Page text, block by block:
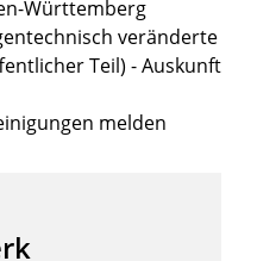
Württemberg
veränderte
Teil) - Auskunft
melden